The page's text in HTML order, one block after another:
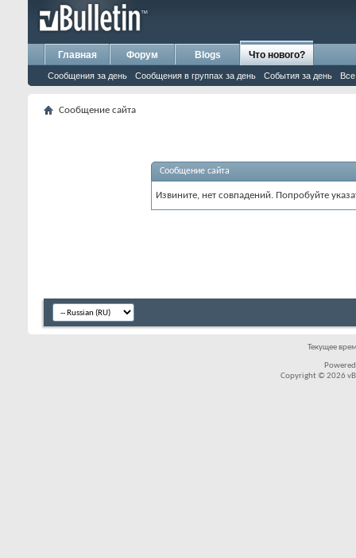
Главная Форум Blogs Что нового?
Сообщения за день Сообщения в группах за день События за день
Сообщение сайта
Сообщение сайта
Извините, нет совпадений. Попробуйте
Текущее
Copyright © 2026